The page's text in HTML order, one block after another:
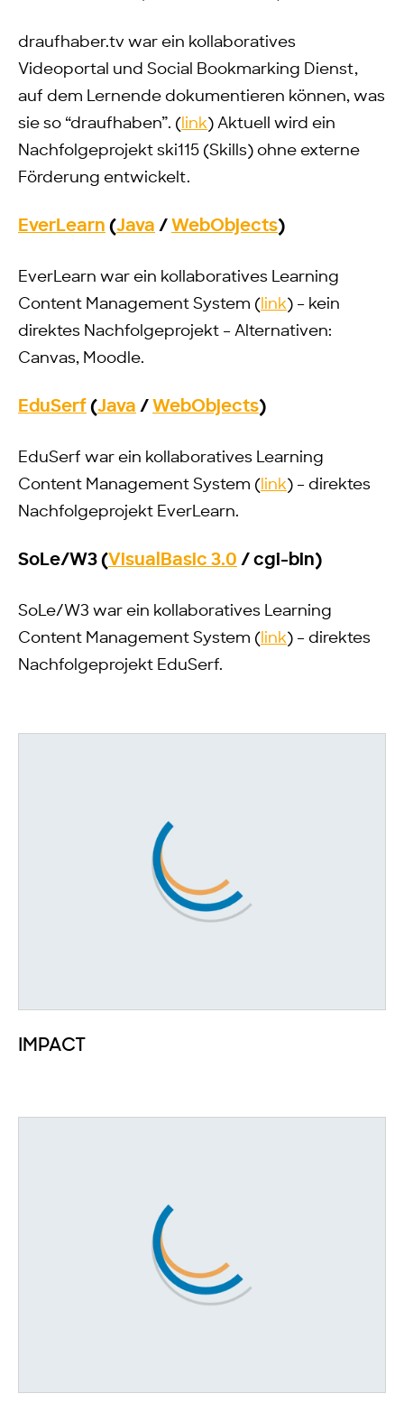
draufhaber.tv war ein kollaboratives
Videoportal und Social Bookmarking Dienst,
auf dem Lernende dokumentieren können, was
sie so “draufhaben”. ( link) Aktuell wird ein
Nachfolgeprojekt ski115 (Skills) ohne externe
Förderung entwickelt.
EverLearn (Java / WebObjects)
EverLearn war ein kollaboratives Learning
Content Management System ( link) – kein
direktes Nachfolgeprojekt – Alternativen:
Canvas, Moodle.
EduSerf (Java / WebObjects)
EduSerf war ein kollaboratives Learning
Content Management System ( link) – direktes
Nachfolgeprojekt EverLearn.
SoLe/W3 (VisualBasic 3.0 / cgi-bin)
SoLe/W3 war ein kollaboratives Learning
Content Management System ( link) – direktes
Nachfolgeprojekt EduSerf.
IMPACT